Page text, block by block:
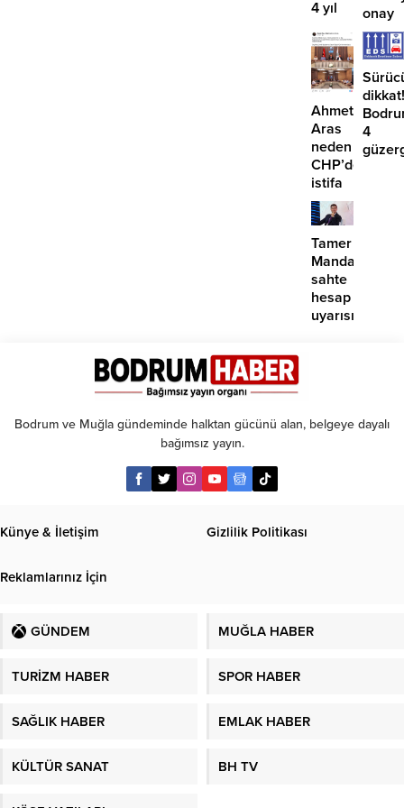
4 yıl
hâlâ
proje
konuşuluyor
onay
Ahmet
Aras
neden
CHP’den
istifa
etmiyor?
dikkat!
4
Tamer
sahte
hesap
uyarısı
Bodrum ve Muğla gündeminde halktan gücünü alan, belgeye dayalı
bağımsız yayın.
Künye & İletişim Gizlilik Politikası
Reklamlarınız İçin
GÜNDEM MUĞLA HABER
TURİZM HABER SPOR HABER
SAĞLIK HABER EMLAK HABER
KÜLTÜR SANAT BH TV